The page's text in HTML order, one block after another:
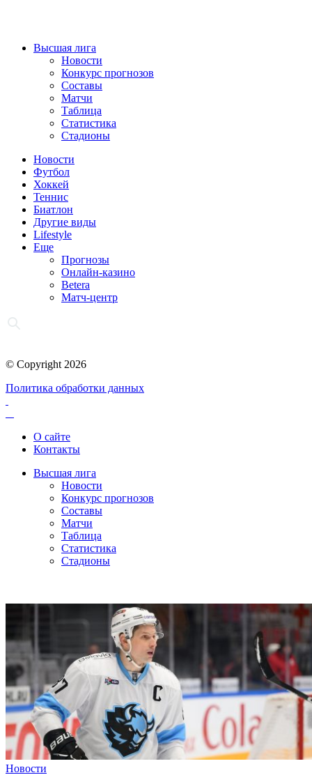
Высшая лига
Новости
Конкурс прогнозов
Составы
Матчи
Таблица
Статистика
Стадионы
Новости
Футбол
Хоккей
Теннис
Биатлон
Другие виды
Lifestyle
Еще
Прогнозы
Онлайн-казино
Betera
Матч-центр
© Copyright 2026
Политика обработки данных
О сайте
Контакты
Высшая лига
Новости
Конкурс прогнозов
Составы
Матчи
Таблица
Статистика
Стадионы
Новости